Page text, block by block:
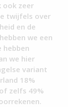
ook zeer
twijfels over
en de
we een
hebben
we hier
variant
18%
zelfs 49%